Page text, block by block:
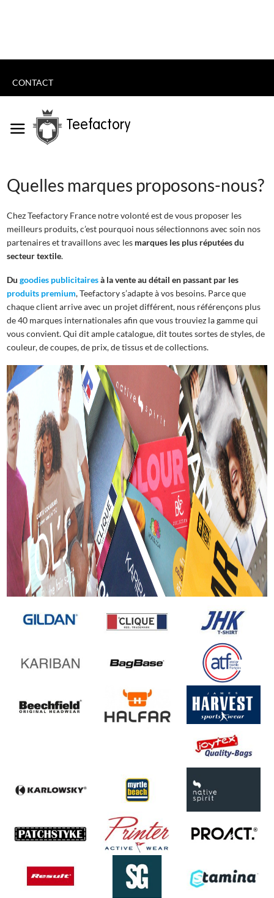
CONTACT
Teefactory
Quelles marques proposons-nous?
Chez Teefactory France notre volonté est de vous proposer les
meilleurs produits, c’est pourquoi nous sélectionnons avec soin nos
partenaires et travaillons avec les marques les plus réputées du
secteur textile.
Dugoodies publicitairesà la vente au détail en passant par les
produits premium, Teefactory s’adapte à vos besoins. Parce que
chaque client arrive avec un projet différent, nous référençons plus
de 40 marques internationales afin que vous trouviez la gamme qui
vous convient. Qui dit ample catalogue, dit toutes sortes de styles, de
couleur, de coupes, de prix, de tissus et de collections.
Depuis plus de 40 ans nous travaillons avec
les meilleures marques